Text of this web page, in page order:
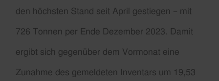
den höchsten Stand seit April gestiegen – mit
726 Tonnen per Ende Dezember 2023. Damit
ergibt sich gegenüber dem Vormonat eine
Zunahme des gemeldeten Inventars um 19,53